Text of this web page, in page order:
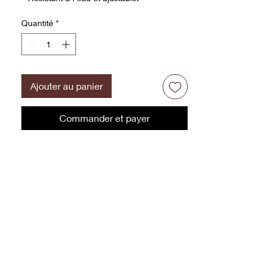
Quantité *
Ajouter au panier
Commander et payer